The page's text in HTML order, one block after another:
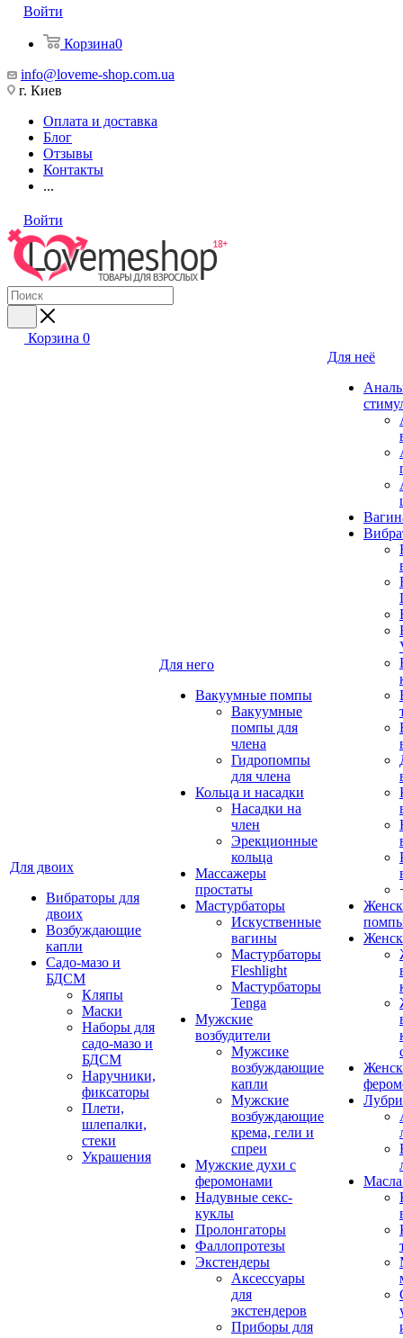
Войти
Корзина0
info@loveme-shop.com.ua
г. Киев
Оплата и доставка
Блог
Отзывы
Контакты
...
Войти
Корзина 0
Для двоих
Вибраторы для
двоих
Возбуждающие
капли
Садо-мазо и
БДСМ
Кляпы
Маски
Наборы для
садо-мазо и
БДСМ
Наручники,
фиксаторы
Плети,
шлепалки,
стеки
Украшения
Для него
Вакуумные помпы
Вакуумные
помпы для
члена
Гидропомпы
для члена
Кольца и насадки
Насадки на
член
Эрекционные
кольца
Массажеры
простаты
Мастурбаторы
Искуственные
вагины
Мастурбаторы
Fleshlight
Мастурбаторы
Tenga
Мужские
возбудители
Мужсике
возбуждающие
капли
Мужские
возбуждающие
крема, гели и
спреи
Мужские духи с
феромонами
Надувные секс-
куклы
Пролонгаторы
Фаллопротезы
Экстендеры
Аксессуары
для
экстендеров
Приборы для
Для неё